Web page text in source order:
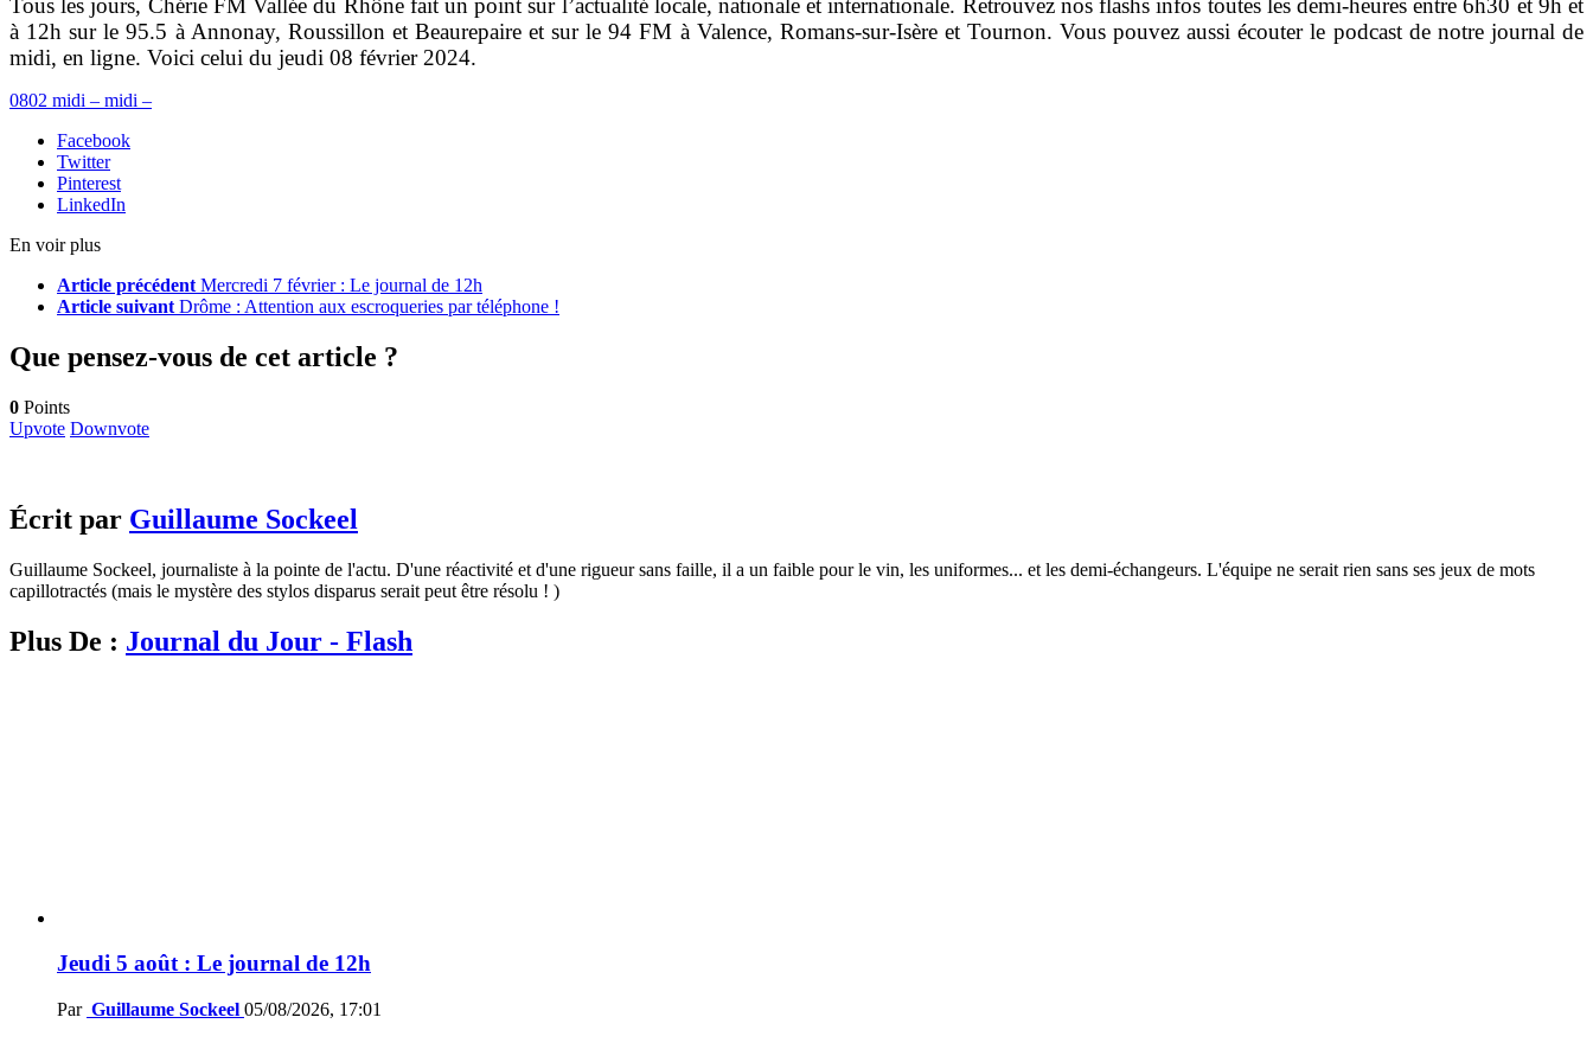
Tous les jours, Chérie FM Vallée du Rhône fait un point sur l’actualité locale, nationale et internationale. Retrouvez nos flashs infos toutes les demi-heures entre 6h30 et 9h et
à 12h sur le 95.5 à Annonay, Roussillon et Beaurepaire et sur le 94 FM à Valence, Romans-sur-Isère et Tournon. Vous pouvez aussi écouter le podcast de notre journal de
midi, en ligne. Voici celui du jeudi 08 février 2024.
0802 midi – midi –
Facebook
Twitter
Pinterest
LinkedIn
En voir plus
Article précédent Mercredi 7 février : Le journal de 12h
Article suivant Drôme : Attention aux escroqueries par téléphone !
Que pensez-vous de cet article ?
0 Points
Upvote Downvote
Écrit par Guillaume Sockeel
Guillaume Sockeel, journaliste à la pointe de l'actu. D'une réactivité et d'une rigueur sans faille, il a un faible pour le vin, les uniformes... et les demi-échangeurs. L'équipe ne serait rien sans ses jeux de mots
capillotractés (mais le mystère des stylos disparus serait peut être résolu ! )
Plus De : Journal du Jour - Flash
Jeudi 5 août : Le journal de 12h
Par Guillaume Sockeel 05/08/2026, 17:01